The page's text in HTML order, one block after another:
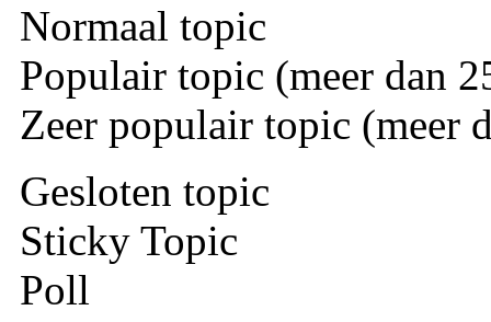
Normaal topic
Populair topic (meer dan
Zeer populair topic (meer
Gesloten topic
Sticky Topic
Poll